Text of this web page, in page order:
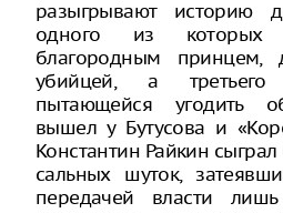
разыгрывают историю
одного из которых
благородным принцем,
убийцей, а
пытающейся угодить
вышел у Бутусова и
Константин Райкин
сальных шуток,
передачей власти